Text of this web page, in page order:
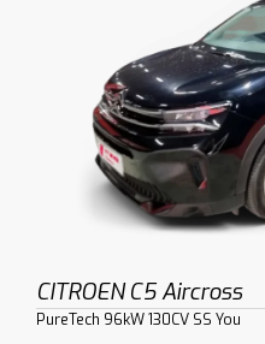
CITROEN C5 Aircross
PureTech 96kW 130CV SS You